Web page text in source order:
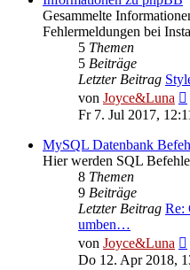
Gesammelte
Fehlermeldungen bei
5 Themen
5 Beiträge
Letzter Beitrag
von Joyce&Luna
Fr 7. Jul 2017,
MySQL Datenbank
Hier werden SQL
8 Themen
9 Beiträge
Letzter Beitrag Re:
umben…
von Joyce&Luna
Do 12. Apr 2018,